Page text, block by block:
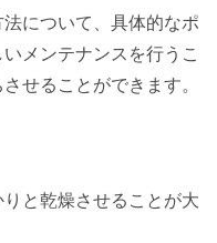
について、具体的なポ
メンテナンスを行うこ
せることができます。
と乾燥させることが大